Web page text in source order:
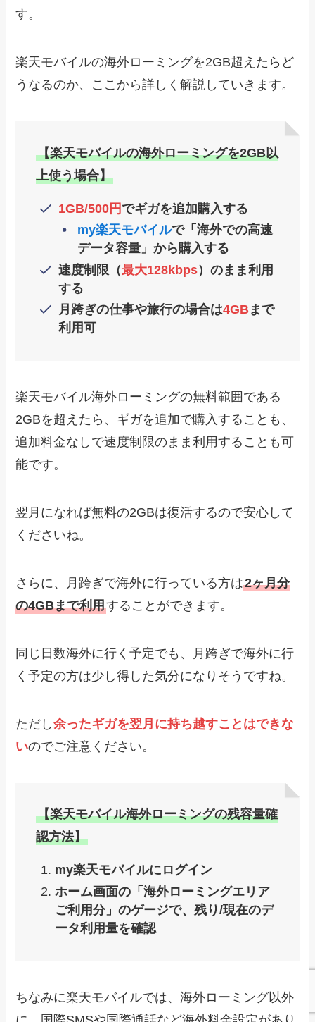
す。
楽天モバイルの海外ローミングを2GB超えたらど
うなるのか、ここから詳しく解説していきます。
【楽天モバイルの海外ローミングを2GB以
上使う場合】
1GB/500円 でギガを追加購入する
my楽天モバイルで「海外での高速
データ容量」から購入する
速度制限（最大128kbps）のまま利用
する
月跨ぎの仕事や旅行の場合は4GBまで
利用可
楽天モバイル海外ローミングの無料範囲である
2GBを超えたら、ギガを追加で購入することも、
追加料金なしで速度制限のまま利用することも可
能です。
翌月になれば無料の2GBは復活するので安心して
くださいね。
さらに、月跨ぎで海外に行っている方は2ヶ月分
の4GBまで利用することができます。
同じ日数海外に行く予定でも、月跨ぎで海外に行
く予定の方は少し得した気分になりそうですね。
ただし余ったギガを翌月に持ち越すことはできな
いのでご注意ください。
【楽天モバイル海外ローミングの残容量確
認方法】
my楽天モバイルにログイン
ホーム画面の「海外ローミングエリア
ご利用分」のゲージで、残り/現在のデ
ータ利用量を確認
ちなみに楽天モバイルでは、海外ローミング以外